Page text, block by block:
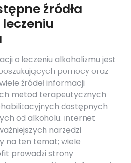
źródła
o leczeniu alkoholizmu jest
pomocy oraz
źródeł informacji
metod terapeutycznych
dostępnych
od alkoholu. Internet
narzędzi
na ten temat; wiele
prowadzi strony